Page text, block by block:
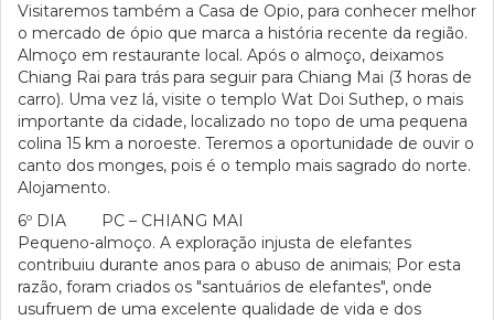
Visitaremos também a Casa de Opio, para conhecer melhor
o mercado de ópio que marca a história recente da região.
Almoço em restaurante local. Após o almoço, deixamos
Chiang Rai para trás para seguir para Chiang Mai (3 horas de
carro). Uma vez lá, visite o templo Wat Doi Suthep, o mais
importante da cidade, localizado no topo de uma pequena
colina 15 km a noroeste. Teremos a oportunidade de ouvir o
canto dos monges, pois é o templo mais sagrado do norte.
Alojamento.
6º DIA PC – CHIANG MAI
Pequeno-almoço. A exploração injusta de elefantes
contribuiu durante anos para o abuso de animais; Por esta
razão, foram criados os "santuários de elefantes", onde
usufruem de uma excelente qualidade de vida e dos